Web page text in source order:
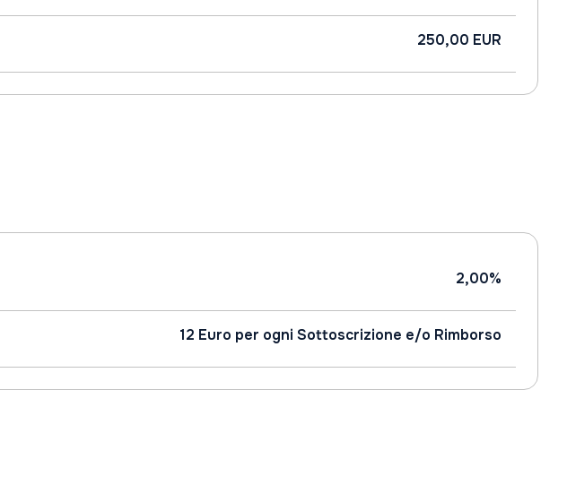
250,00 EUR
2,00%
12 Euro per ogni Sottoscrizione e/o Rimborso